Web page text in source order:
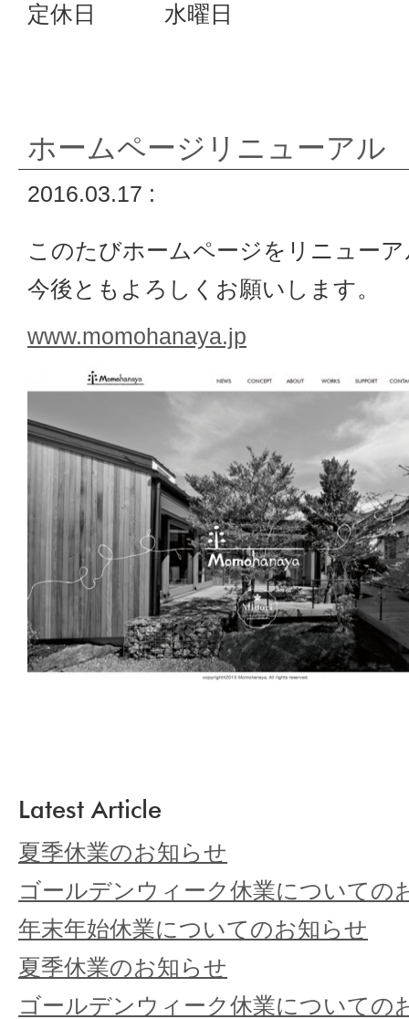
定休日 水曜日
ホームページリニューアル
2016.03.17 :
このたびホームページをリニュー
今後ともよろしくお願いします。
www.momohanaya.jp
Latest Article
夏季休業のお知らせ
ゴールデンウィーク休業についての
年末年始休業についてのお知らせ
夏季休業のお知らせ
ゴールデンウィーク休業についての